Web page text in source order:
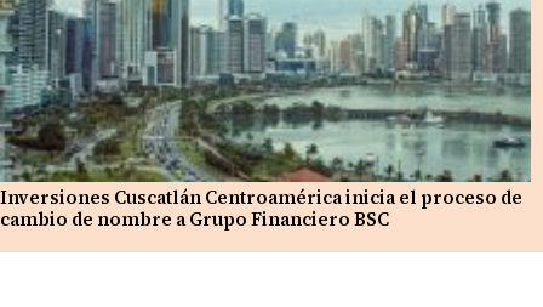
Inversiones Cuscatlán Centroamérica inicia el proceso de
cambio de nombre a Grupo Financiero BSC